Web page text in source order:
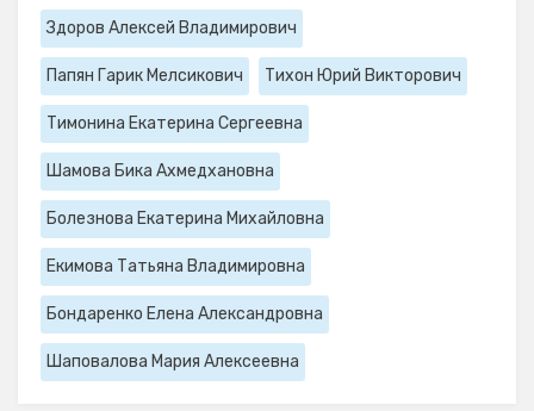
Здоров Алексей Владимирович
Папян Гарик Мелсикович Тихон Юрий Викторович
Тимонина Екатерина Сергеевна
Шамова Бика Ахмедхановна
Болезнова Екатерина Михайловна
Екимова Татьяна Владимировна
Бондаренко Елена Александровна
Шаповалова Мария Алексеевна